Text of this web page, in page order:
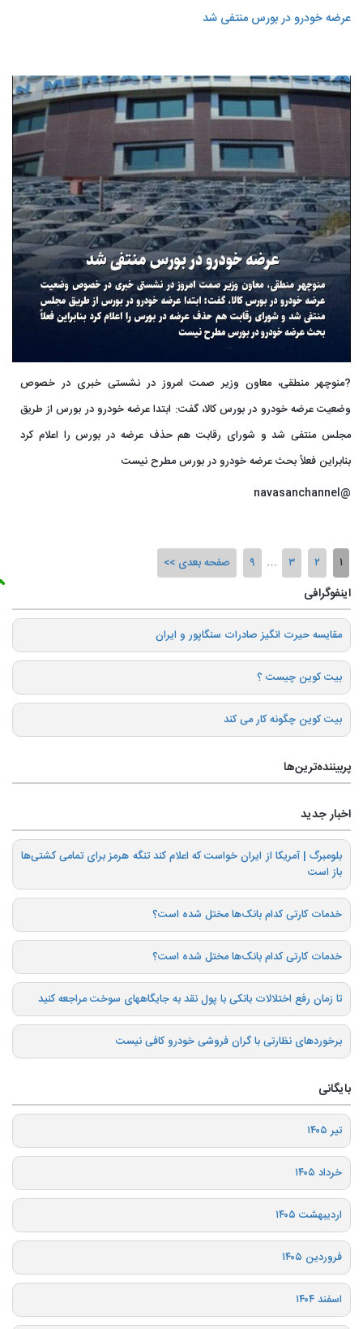
عرضه خودرو در بورس منتفی شد
?منوچهر منطقی، معاون وزیر صمت امروز در نشستی خبری در خصوص
وضعیت عرضه خودرو در بورس کالا، گفت: ابتدا عرضه خودرو در بورس از طریق
مجلس منتفی شد و شورای رقابت هم حذف عرضه در بورس را اعلام کرد
بنابراین فعلاً بحث عرضه خودرو در بورس مطرح نیست
@navasanchannel
۲ ۳ … ۹ صفحه بعدی
اینفوگرافی
️مقایسه حیرت انگیز صادرات سنگاپور و ایران
بیت کوین چیست ؟
بیت کوین چگونه کار می کند
پربیننده‌ترین‌ها
اخبار جدید
بلومبرگ | آمریکا از ایران خواست که اعلام کند تنگه هرمز برای تمامی کشتی‌ها
باز است
خدمات کارتی کدام بانک‌ها مختل شده است؟
خدمات کارتی کدام بانک‌ها مختل شده است؟
تا زمان رفع اختلالات بانکی با پول نقد به جایگاههای سوخت مراجعه کنید
برخوردهای نظارتی با گران فروشی خودرو کافی نیست
بایگانی
تیر ۱۴۰۵
خرداد ۱۴۰۵
اردیبهشت ۱۴۰۵
فروردین ۱۴۰۵
اسفند ۱۴۰۴